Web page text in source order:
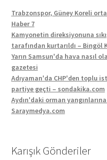
Trabzonspor, Güney Koreli
Haber 7
Kamyonetin direksiyonuna
tarafından kurtarıldı – Bingöl
Yarın Samsun'da hava nasıl
gazetesi
Adıyaman'da CHP'den toplu
partiye geçti – sondakika.com
Aydın'daki orman
Saraymedya.com
Karışık Gönderiler